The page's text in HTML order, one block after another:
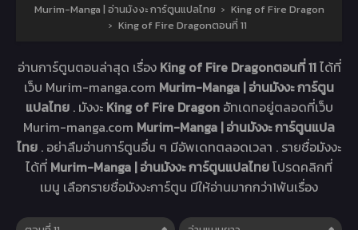
Murim-Manga | อ่านมังงะ การ์ตูนแปลไทย › King of Fire Dragon
› King of Fire Dragonตอนที่ 11
อ่านการ์ตูนตอนล่าสุด เรื่อง King of Fire Dragonตอนที่ 11ได้ที่
เว็บ Murim-manga.com Murim-Manga | อ่านมังงะ การ์ตูน
แปลไทย . มังงะ King of Fire Dragon อัทเดทอยู่ตลอดที่เว็บ
Murim-manga.com Murim-Manga | อ่านมังงะ การ์ตูนแปล
ไทย . อย่าลืมอ่านการ์ตูนอื่น ๆ มีอัพเดทตลอดเวลา . รายชื่อมังงะ
ได้ที่ Murim-Manga | อ่านมังงะ การ์ตูนแปลไทยโปรดคลิกที่
เมนู เลือกรายชื่อมังงะการ์ตูน มีให้อ่านมากกว่า1พันเรื่อง